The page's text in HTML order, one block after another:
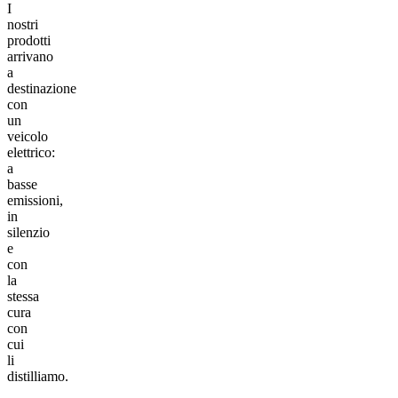
I
nostri
prodotti
arrivano
a
destinazione
con
un
veicolo
elettrico:
a
basse
emissioni,
in
silenzio
e
con
la
stessa
cura
con
cui
li
distilliamo.